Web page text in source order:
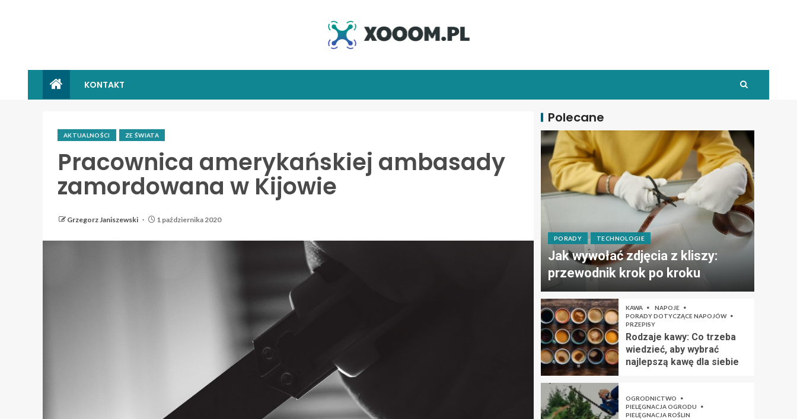
KONTAKT
AKTUALNOŚCI ZE ŚWIATA
Pracownica amerykańskiej ambasady
zamordowana w Kijowie
Grzegorz Janiszewski 1 października 2020
Polecane
PORADY TECHNOLOGIE
Jak wywołać zdjęcia z kliszy:
przewodnik krok po kroku
KAWA
NAPOJE
PORADY DOTYCZĄCE NAPOJÓW
PRZEPISY
Rodzaje kawy: Co trzeba
wiedzieć, aby wybrać
najlepszą kawę dla siebie
OGRODNICTWO
PIELĘGNACJA OGRODU
PIELĘGNACJA ROŚLIN